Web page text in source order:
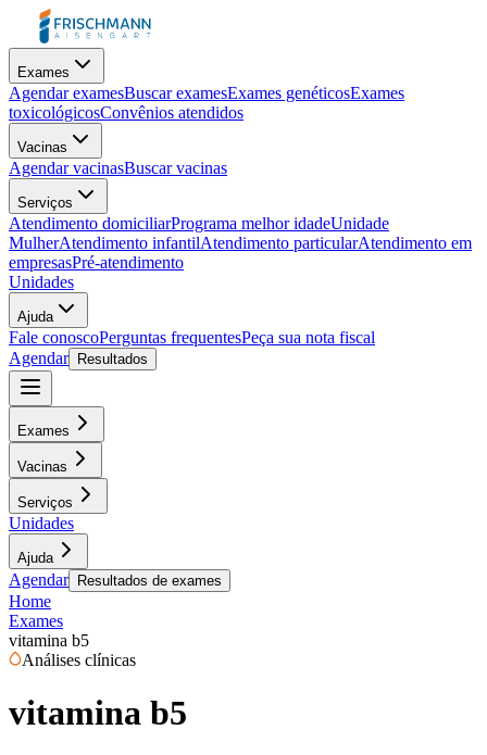
Exames
Agendar examesBuscar examesExames genéticosExames
toxicológicosConvênios atendidos
Vacinas
Agendar vacinasBuscar vacinas
Serviços
Atendimento domiciliarPrograma melhor idadeUnidade
MulherAtendimento infantilAtendimento particularAtendimento em
empresasPré-atendimento
Unidades
Ajuda
Fale conoscoPerguntas frequentesPeça sua nota fiscal
Agendar
Resultados
Exames
Vacinas
Serviços
Unidades
Ajuda
Agendar Resultados de exames
Home
Exames
vitamina b5
Análises clínicas
vitamina b5